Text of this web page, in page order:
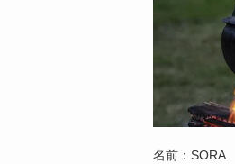
名前：SORA